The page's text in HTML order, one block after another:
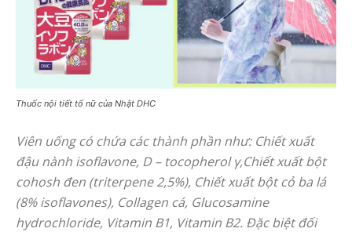
Thuốc nội tiết tố nữ của Nhật DHC
Viên uống có chứa các thành phần như: Chiết xuất
đậu nành isoflavone, D – tocopherol γ,Chiết xuất bột
cohosh đen (triterpene 2,5%), Chiết xuất bột cỏ ba lá
(8% isoflavones), Collagen cá, Glucosamine
hydrochloride, Vitamin B1, Vitamin B2. Đặc biệt đối